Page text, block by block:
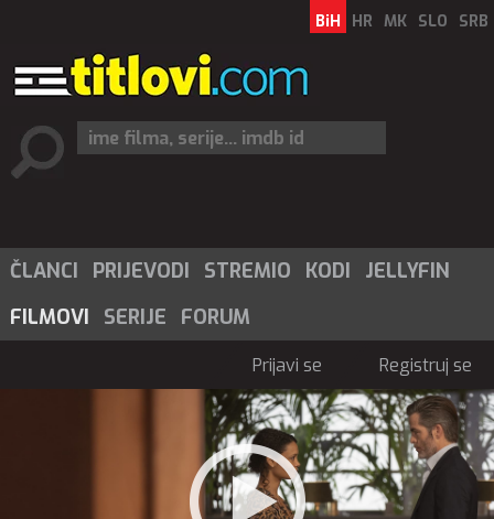
BiH HR MK SLO SRB
ČLANCI PRIJEVODI STREMIO KODI
JELLYFIN
FILMOVI
SERIJE FORUM
Prijavi se Registruj se